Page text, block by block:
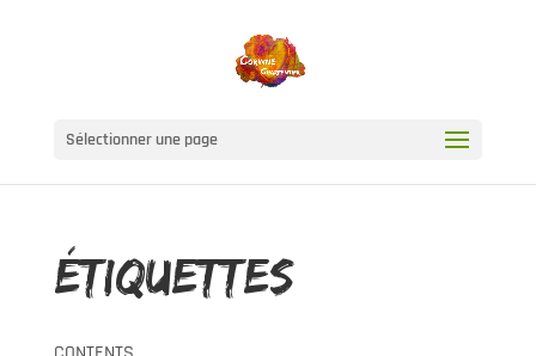
Sélectionner une page
Étiquettes